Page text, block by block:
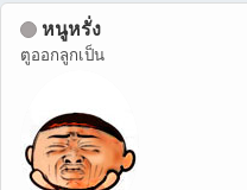
หนูหรั่ง
ตูออกลูกเป็น